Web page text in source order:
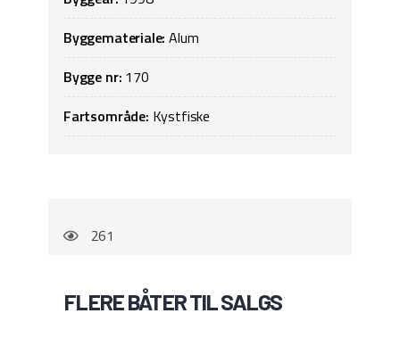
Byggemateriale:Alum
Bygge nr: 170
Fartsområde: Kystfiske
261
FLERE BÅTER TIL SALGS